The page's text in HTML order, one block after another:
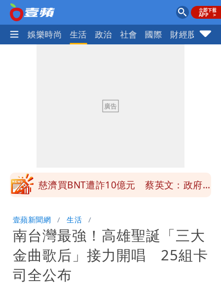
熱門 娛樂時尚 生活 政治 社會 國際 財經股市
很多謹慎判斷當時未被理解
「慈濟別想躲在受害者3字後面」 她：
聲押？交保？複訊後揭曉
慈濟買BNT遭詐10億元 蔡英文：政府
10.6億顧問費決策過程在哪
壹蘋新聞網 生活
南台灣最強！高雄聖誕「三大
金曲歌后」接力開唱 25組卡
司全公布